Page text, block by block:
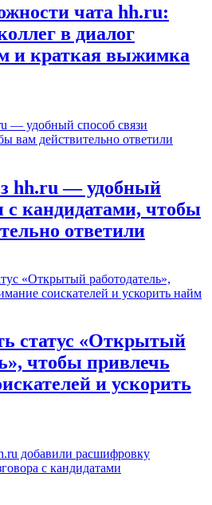
чата hh.ru:
в диалог
и краткая выжимка
hh.ru — удобный
с кандидатами, чтобы
ответили
статус «Открытый
чтобы привлечь
и ускорить